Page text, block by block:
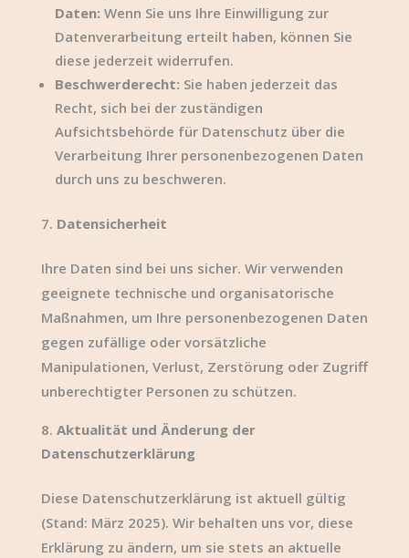
Daten: Wenn Sie uns Ihre Einwilligung zur
Datenverarbeitung erteilt haben, können Sie
diese jederzeit widerrufen.
Beschwerderecht: Sie haben jederzeit das
Recht, sich bei der zuständigen
Aufsichtsbehörde für Datenschutz über die
Verarbeitung Ihrer personenbezogenen Daten
durch uns zu beschweren.
Datensicherheit
Ihre Daten sind bei uns sicher. Wir verwenden
geeignete technische und organisatorische
Maßnahmen, um Ihre personenbezogenen Daten
gegen zufällige oder vorsätzliche
Manipulationen, Verlust, Zerstörung oder Zugriff
unberechtigter Personen zu schützen.
Aktualität und Änderung der
Datenschutzerklärung
Diese Datenschutzerklärung ist aktuell gültig
(Stand: März 2025). Wir behalten uns vor, diese
Erklärung zu ändern, um sie stets an aktuelle